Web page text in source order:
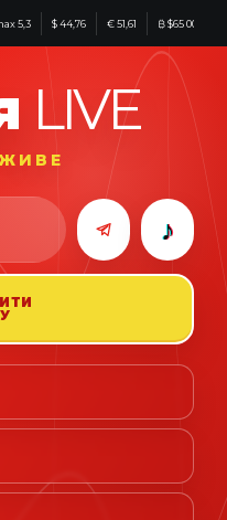
5,3 $ 44,76 € 51,61 ₿ $65 001
LIVE
♪